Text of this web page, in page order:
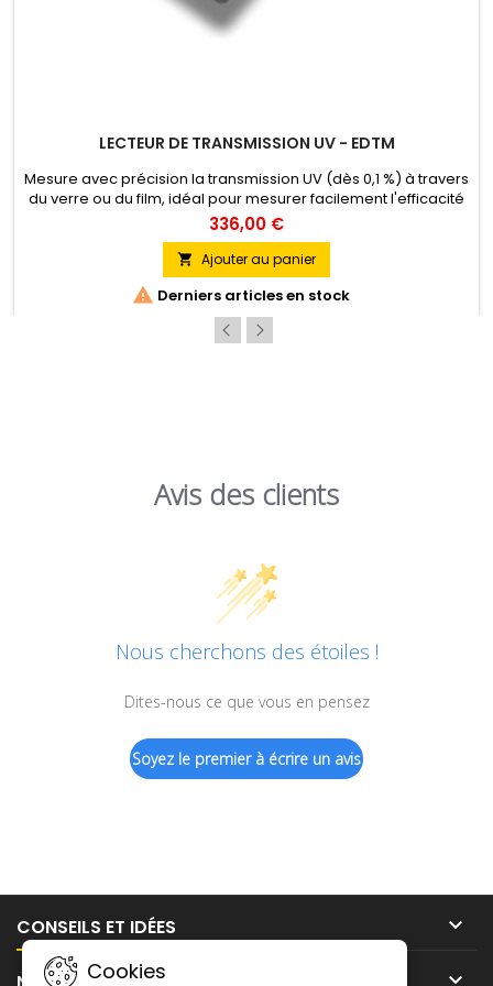
LECTEUR DE TRANSMISSION UV - EDTM
Mesure avec précision la transmission UV (dès 0,1 %) à travers
du verre ou du film, idéal pour mesurer facilement l'efficacité
anti-UV des films.
336,00 €
 Ajouter au panier
 Derniers articles en stock
Avis des clients
Nous cherchons des étoiles !
Dites-nous ce que vous en pensez
Soyez le premier à écrire un avis
CONSEILS ET IDÉES 
Cookies